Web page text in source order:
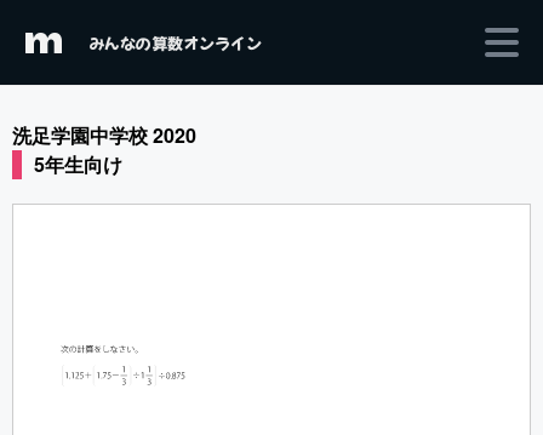
m みんなの算数オンライン
洗足学園中学校 2020
5年生向け